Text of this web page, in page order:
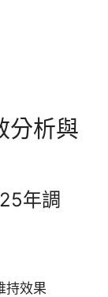
分析與
年調
持效果